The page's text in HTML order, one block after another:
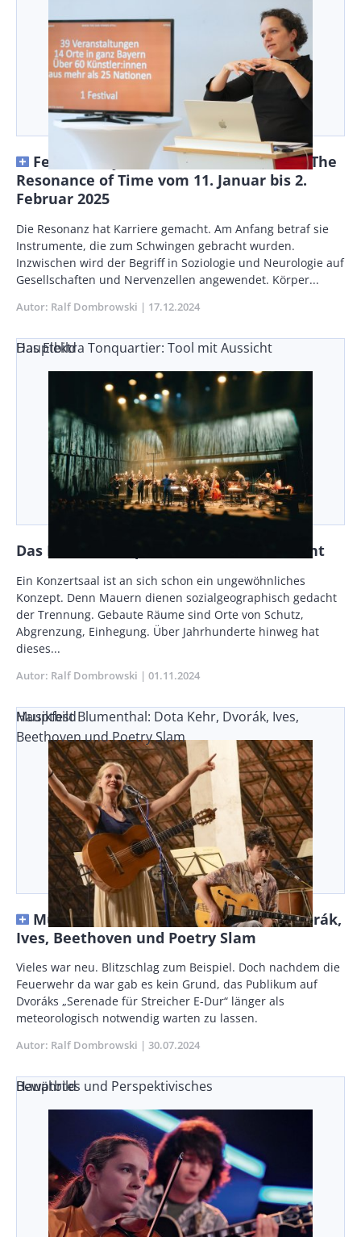
Festival bayernweit: Out Of The Box – The
Resonance of Time vom 11. Januar bis 2.
Februar 2025
Vorspann
/
Teaser
Die Resonanz hat Karriere gemacht. Am Anfang betraf sie
Instrumente, die zum Schwingen gebracht wurden.
Inzwischen wird der Begriff in Soziologie und Neurologie auf
Gesellschaften und Nervenzellen angewendet. Körper...
Autor Ralf Dombrowski Publikationsdatum
17.12.2024
Das Elektra Tonquartier: Tool mit Aussicht
Hauptbild
Das Elektra Tonquartier: Tool mit Aussicht
Vorspann
/
Teaser
Ein Konzertsaal ist an sich schon ein ungewöhnliches
Konzept. Denn Mauern dienen sozialgeographisch gedacht
der Trennung. Gebaute Räume sind Orte von Schutz,
Abgrenzung, Einhegung. Über Jahrhunderte hinweg hat
dieses...
Autor Ralf Dombrowski Publikationsdatum
01.11.2024
Musikfest Blumenthal: Dota Kehr, Dvorák, Ives,
Beethoven und Poetry Slam
Hauptbild
Musikfest Blumenthal: Dota Kehr, Dvorák,
Ives, Beethoven und Poetry Slam
Vorspann
/
Teaser
Vieles war neu. Blitzschlag zum Beispiel. Doch nachdem die
Feuerwehr da war gab es kein Grund, das Publikum auf
Dvoráks „Serenade für Streicher E-Dur“ länger als
meteorologisch notwendig warten zu lassen.
Autor Ralf Dombrowski Publikationsdatum
30.07.2024
Bewährtes und Perspektivisches
Hauptbild